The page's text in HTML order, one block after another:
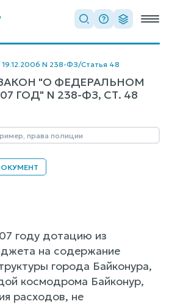
19.12.2006 N 238-ФЗ/Статья 48
"О ФЕДЕРАЛЬНОМ
ГОД" N 238-ФЗ, СТ. 48
году дотацию из
на содержание
города Байконура,
космодрома Байконур,
расходов, не